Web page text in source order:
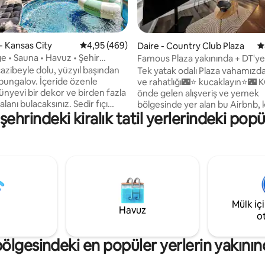
puan, 407 değerlendirme
Kansas City 5 üzerinden ortalama 4,95 puan, 469
4,95 (469)
• Sauna • Havuz • Şehir
yakın dolu, yüzyıl başından
İçeride özenle
bir dekor ve birden fazla
bulacaksınız. Sedir fıçı
mevsimlik soğuk suya girme
ve balık havuzunun, ateş
harika restoranlara ve
hayatına birkaç dakika
Daha önce olumlu
yoksa asıl misafir 25
Daire - Country Club Plaza 5
Famous Plaza yakınında + DT'ye
yatak odalı daire, mutfak +
Tek yatak odalı Plaza
ve rahatlığı🌃⭐ kucaklayın⭐🌃 KC'nin
önde gelen alışveriş ve yemek
bölgesinde yer alan bu Airbnb,
tarz sunuyor. Plaza'nın ünlü
🍝, restoranlarına ve eğlence
dinlenin. Tam donanımlı
kolay yemeklere veya birkaç
uzaklıktaki yerel mutfağın
çıkarmanıza olanak tanır. KC'nin
göbeğinde unutulmaz bir
çiftler için mükemmel.
kiralık tatil yerlerindeki
Havuz
Mülk
en popüler yerlerin